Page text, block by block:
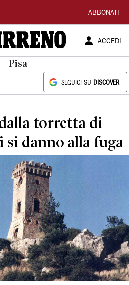
ABBONATI
ACCEDI
Pisa
SEGUICI SU DISCOVER
torretta di
si danno alla fuga